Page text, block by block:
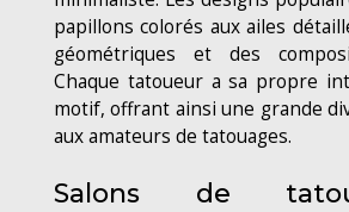
papillons colorés aux ailes
géométriques et des
Chaque tatoueur a sa propre
motif, offrant ainsi une grande
aux amateurs de tatouages.
Salons de